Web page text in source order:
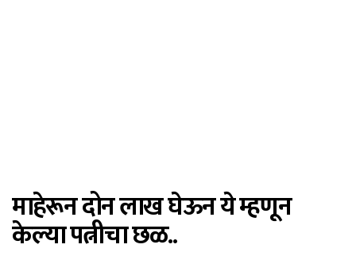
माहेरून दोन लाख घेऊन ये म्हणून
केल्या पत्नीचा छळ..